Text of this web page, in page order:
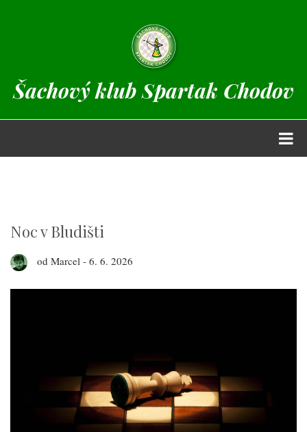
Šachový klub Spartak Chodov
klub
Spartak
Chodov
Noc v Bludišti
od Marcel - 6. 6. 2026